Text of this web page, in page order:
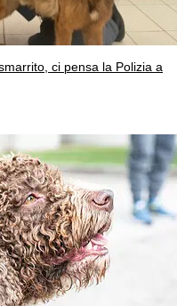
ci pensa la Polizia a